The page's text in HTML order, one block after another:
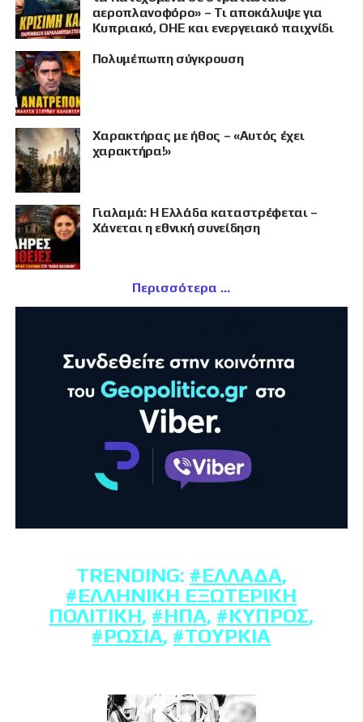
αεροπλανοφόρο» – Τι αποκάλυψε για
Κυπριακό, ΟΗΕ και ενεργειακό παιχνίδι
Πολυμέπωπη σύγκρουση
Χαρακτήρας με ήθος – «Αυτός έχει
χαρακτήρα!»
Γιαλαμά: Η Ελλάδα καταστρέφεται –
Χάνεται η εθνική συνείδηση
Περισσότερα
TRENDING: #ΕΛΛΆΔΑ,
#ΕΛΛΗΝΙΚΉ ΕΞΩΤΕΡΙΚΉ
ΠΟΛΙΤΙΚΉ, #ΗΠΑ, #ΚΎΠΡΟΣ,
#ΡΩΣΊΑ, #ΤΟΥΡΚΊΑ